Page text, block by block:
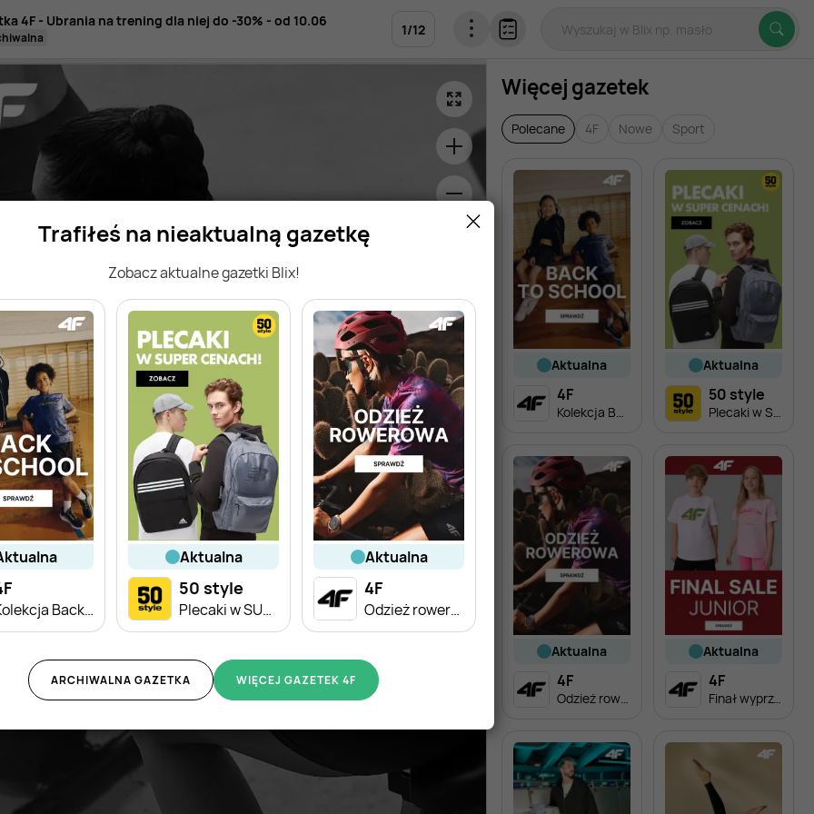
Trafiłeś na nieaktualną gazetkę
Zobacz aktualne gazetki Blix!
aktualna
Kolekcja Back to School dla dzieci
aktualna
50 style
Plecaki w SUPER cenach!
aktualna
4F
Odzież rowerowa w super cenach!
WIĘCEJ GAZETEK 4F
ARCHIWALNA GAZETKA
4F - Ubrania na trening dla niej do -30% - od 10.06
1/12
Więcej gazetek
Polecane 4F Nowe Sport
aktualna
4F
Kolekcja Back to School dla dzieci
aktualna
50 style
Plecaki w SUPER cenach!
aktualna
4F
Odzież rowerowa w super cenach!
aktualna
4F
Finał wyprzedaży - odzież dziecięca